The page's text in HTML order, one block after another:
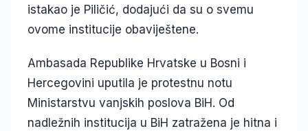
istakao je Piličić, dodajući da su o svemu
ovome institucije obaviještene.
Ambasada Republike Hrvatske u Bosni i
Hercegovini uputila je protestnu notu
Ministarstvu vanjskih poslova BiH. Od
nadležnih institucija u BiH zatražena je hitna i